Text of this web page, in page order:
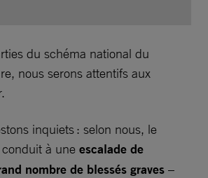
du schéma national du
nous serons attentifs aux
inquiets : selon nous, le
à une escalade de
nombre de blessés graves –